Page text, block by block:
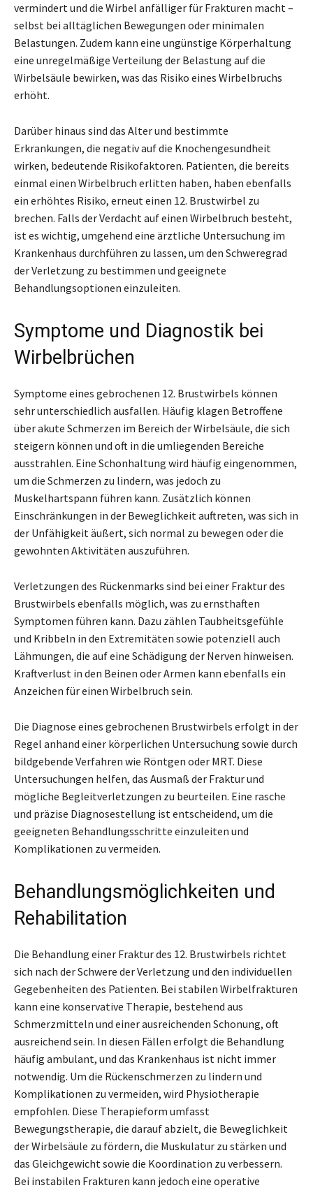
vermindert und die Wirbel anfälliger für Frakturen macht –
selbst bei alltäglichen Bewegungen oder minimalen
Belastungen. Zudem kann eine ungünstige Körperhaltung
eine unregelmäßige Verteilung der Belastung auf die
Wirbelsäule bewirken, was das Risiko eines Wirbelbruchs
erhöht.
Darüber hinaus sind das Alter und bestimmte
Erkrankungen, die negativ auf die Knochengesundheit
wirken, bedeutende Risikofaktoren. Patienten, die bereits
einmal einen Wirbelbruch erlitten haben, haben ebenfalls
ein erhöhtes Risiko, erneut einen 12. Brustwirbel zu
brechen. Falls der Verdacht auf einen Wirbelbruch besteht,
ist es wichtig, umgehend eine ärztliche Untersuchung im
Krankenhaus durchführen zu lassen, um den Schweregrad
der Verletzung zu bestimmen und geeignete
Behandlungsoptionen einzuleiten.
Symptome und Diagnostik bei
Wirbelbrüchen
Symptome eines gebrochenen 12. Brustwirbels können
sehr unterschiedlich ausfallen. Häufig klagen Betroffene
über akute Schmerzen im Bereich der Wirbelsäule, die sich
steigern können und oft in die umliegenden Bereiche
ausstrahlen. Eine Schonhaltung wird häufig eingenommen,
um die Schmerzen zu lindern, was jedoch zu
Muskelhartspann führen kann. Zusätzlich können
Einschränkungen in der Beweglichkeit auftreten, was sich in
der Unfähigkeit äußert, sich normal zu bewegen oder die
gewohnten Aktivitäten auszuführen.
Verletzungen des Rückenmarks sind bei einer Fraktur des
Brustwirbels ebenfalls möglich, was zu ernsthaften
Symptomen führen kann. Dazu zählen Taubheitsgefühle
und Kribbeln in den Extremitäten sowie potenziell auch
Lähmungen, die auf eine Schädigung der Nerven hinweisen.
Kraftverlust in den Beinen oder Armen kann ebenfalls ein
Anzeichen für einen Wirbelbruch sein.
Die Diagnose eines gebrochenen Brustwirbels erfolgt in der
Regel anhand einer körperlichen Untersuchung sowie durch
bildgebende Verfahren wie Röntgen oder MRT. Diese
Untersuchungen helfen, das Ausmaß der Fraktur und
mögliche Begleitverletzungen zu beurteilen. Eine rasche
und präzise Diagnosestellung ist entscheidend, um die
geeigneten Behandlungsschritte einzuleiten und
Komplikationen zu vermeiden.
Behandlungsmöglichkeiten und
Rehabilitation
Die Behandlung einer Fraktur des 12. Brustwirbels richtet
sich nach der Schwere der Verletzung und den individuellen
Gegebenheiten des Patienten. Bei stabilen Wirbelfrakturen
kann eine konservative Therapie, bestehend aus
Schmerzmitteln und einer ausreichenden Schonung, oft
ausreichend sein. In diesen Fällen erfolgt die Behandlung
häufig ambulant, und das Krankenhaus ist nicht immer
notwendig. Um die Rückenschmerzen zu lindern und
Komplikationen zu vermeiden, wird Physiotherapie
empfohlen. Diese Therapieform umfasst
Bewegungstherapie, die darauf abzielt, die Beweglichkeit
der Wirbelsäule zu fördern, die Muskulatur zu stärken und
das Gleichgewicht sowie die Koordination zu verbessern.
Bei instabilen Frakturen kann jedoch eine operative